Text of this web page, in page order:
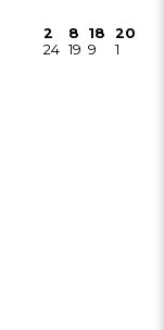
2 8 18
20
24 19 9
1